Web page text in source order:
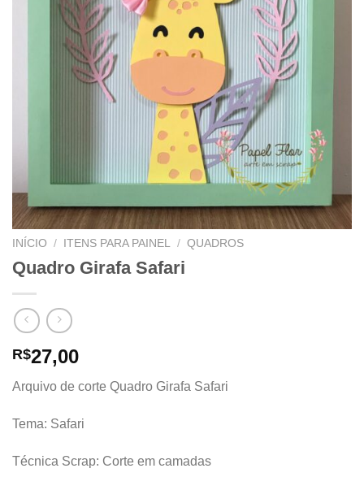
INÍCIO / ITENS PARA PAINEL / QUADROS
Quadro Girafa Safari
R$27,00
Arquivo de corte Quadro Girafa Safari
Tema: Safari
Técnica Scrap: Corte em camadas